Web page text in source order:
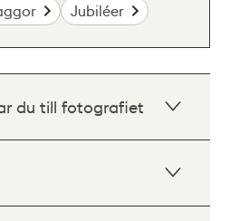
Jubiléer
du till fotografiet